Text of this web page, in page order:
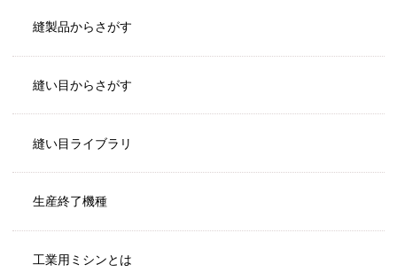
縫製品からさがす
縫い目からさがす
縫い目ライブラリ
生産終了機種
工業用ミシンとは